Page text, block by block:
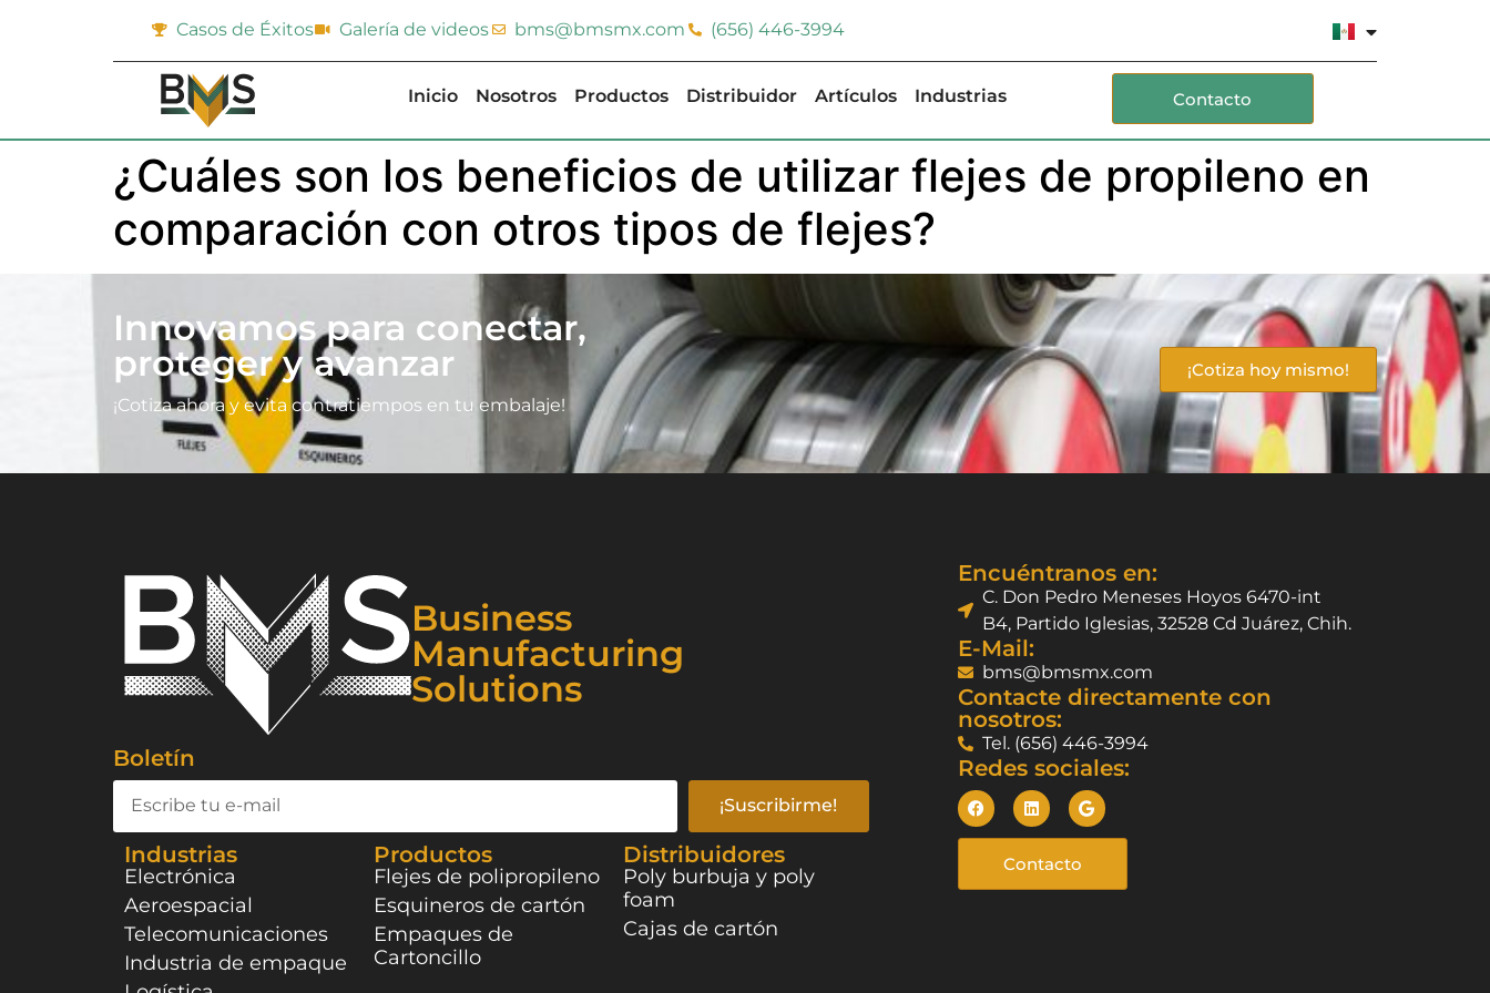
Casos de Éxitos Galería de videos bms@bmsmx.com (656) 446-3994
Inicio Nosotros Productos Distribuidor Artículos Industrias Contacto
¿Cuáles son los beneficios de utilizar flejes de propileno en
comparación con otros tipos de flejes?
Innovamos para conectar,
proteger y avanzar
¡Cotiza hoy mismo!
¡Cotiza ahora y evita contratiempos en tu embalaje!
Business
Manufacturing
Solutions
Boletín
¡Suscribirme!
Industrias
Electrónica
Aeroespacial
Telecomunicaciones
Industria de empaque
Productos
Flejes de polipropileno
Esquineros de cartón
Empaques de
Cartoncillo
Distribuidores
Poly burbuja y poly
foam
Cajas de cartón
Encuéntranos en:
C. Don Pedro Meneses Hoyos 6470-int
B4, Partido Iglesias, 32528 Cd Juárez, Chih.
E-Mail:
bms@bmsmx.com
Contacte directamente con
nosotros:
Tel. (656) 446-3994
Redes sociales:
Contacto